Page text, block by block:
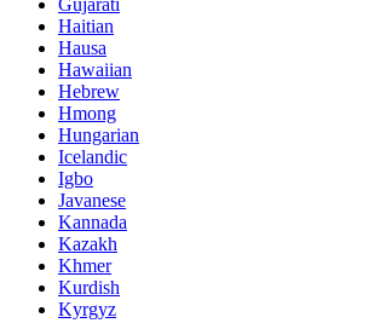
Haitian
Hausa
Hawaiian
Hebrew
Hmong
Hungarian
Icelandic
Igbo
Javanese
Kannada
Kazakh
Khmer
Kurdish
Kyrgyz